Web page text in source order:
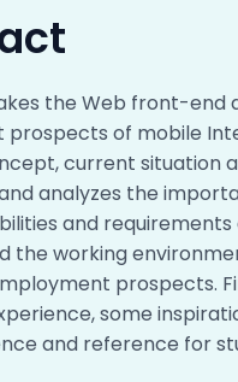
the Web front-end
of mobile
current situation
analyzes the
and
the working
prospects.
some
and reference for